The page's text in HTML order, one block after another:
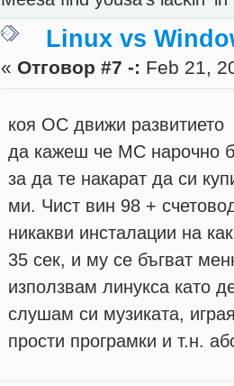
Linux vs
« Отговор #7 -: Feb 21,
коя ОС движи
да кажеш че МС нарочно
за да те накарат да си
ми. Чист вин 98 +
никакви инсталации на
35 сек, и му се бъгват
използвам линукса като
слушам си музиката,
прости програмки и т.н.